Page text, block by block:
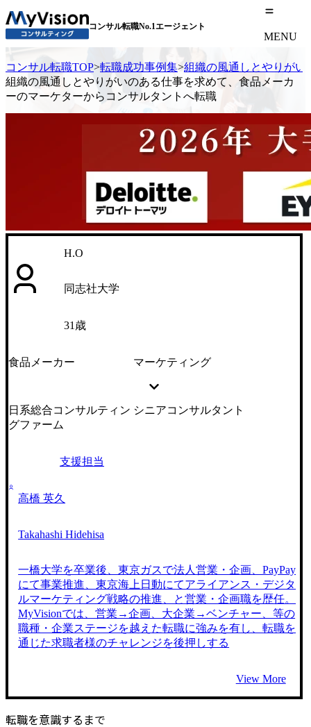
コンサル転職No.1エージェント
MENU
コンサル転職TOP>転職成功事例集>組織の風通しとやりがい
組織の風通しとやりがいのある仕事を求めて、食品メーカ
ーのマーケターからコンサルタントへ転職
H.O
同志社大学
31歳
食品メーカー マーケティング
日系総合コンサルティン
グファーム
シニアコンサルタント
支援担当
高橋 英久
Takahashi Hidehisa
一橋大学を卒業後、東京ガスで法人営業・企画、PayPay
にて事業推進、東京海上日動にてアライアンス・デジタ
ルマーケティング戦略の推進、と営業・企画職を歴任。
MyVisionでは、営業→企画、大企業→ベンチャー、等の
職種・企業ステージを越えた転職に強みを有し、転職を
通じた求職者様のチャレンジを後押しする
View More
転職を意識するまで